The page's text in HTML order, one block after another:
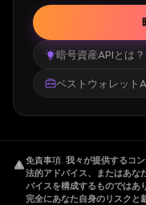
暗号資産APIとは？
ベストウォレット
免責事項. 我々が提供するコ
法的アドバイス、またはあな
バイスを構成するものではあ
完全にあなた自身のリスクと